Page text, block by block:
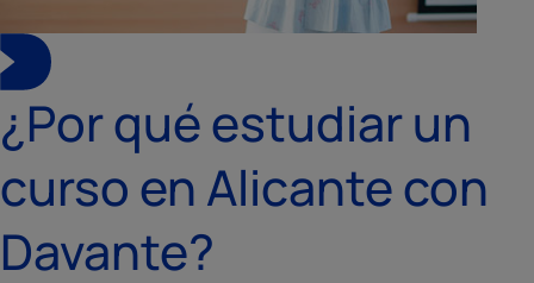
¿Por qué estudiar un
curso en Alicante con
Davante?